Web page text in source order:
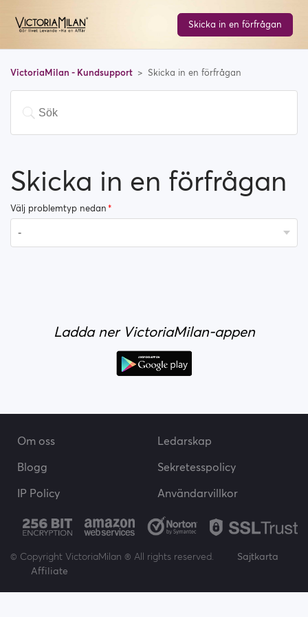
Skicka in en förfrågan
VictoriaMilan - Kundsupport Skicka in en förfrågan
Skicka in en förfrågan
Välj problemtyp nedan
Ladda ner VictoriaMilan-appen
Om oss
Ledarskap
Blogg
Sekretesspolicy
IP Policy
Användarvillkor
© Copyright VictoriaMilan ® All rights reserved.
Sajtkarta
Affiliate